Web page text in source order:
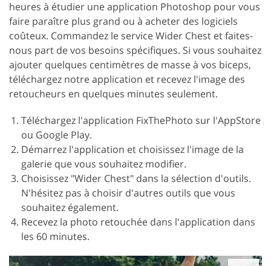
heures à étudier une application Photoshop pour vous
faire paraître plus grand ou à acheter des logiciels
coûteux. Commandez le service Wider Chest et faites-
nous part de vos besoins spécifiques. Si vous souhaitez
ajouter quelques centimètres de masse à vos biceps,
téléchargez notre application et recevez l'image des
retoucheurs en quelques minutes seulement.
Téléchargez l'application FixThePhoto sur l'AppStore
ou Google Play.
Démarrez l'application et choisissez l'image de la
galerie que vous souhaitez modifier.
Choisissez "Wider Chest" dans la sélection d'outils.
N'hésitez pas à choisir d'autres outils que vous
souhaitez également.
Recevez la photo retouchée dans l'application dans
les 60 minutes.